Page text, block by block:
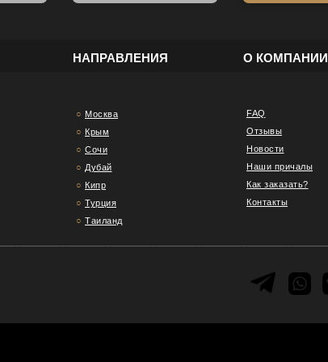
FAQ
Отзывы
Новости
Наши причалы
Как заказать?
Контакты
○ Москва
○ Крым
○ Сочи
○ Дубай
○ Кипр
○ Турция
○ Таиланд
НАПРАВЛЕНИЯ О КОМПАНИИ